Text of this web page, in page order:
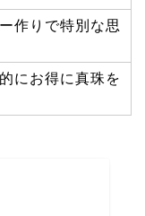
作りで特別な思
にお得に真珠を